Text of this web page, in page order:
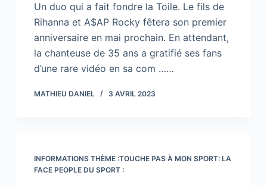
Un duo qui a fait fondre la Toile. Le fils de
Rihanna et A$AP Rocky fêtera son premier
anniversaire en mai prochain. En attendant,
la chanteuse de 35 ans a gratifié ses fans
d’une rare vidéo en sa com ……
MATHIEU DANIEL 3 AVRIL 2023
INFORMATIONS THÈME :TOUCHE PAS À MON SPORT: LA
FACE PEOPLE DU SPORT :